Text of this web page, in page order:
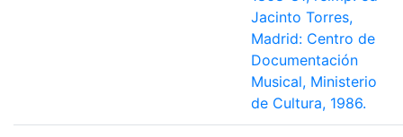
Jacinto Torres,
Madrid: Centro de
Documentación
Musical, Ministerio
de Cultura, 1986.